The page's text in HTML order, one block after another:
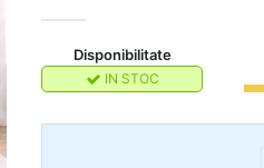
Disponibilitate
IN STOC